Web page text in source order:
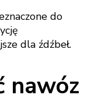
do
dla źdźbeł.
nawóz